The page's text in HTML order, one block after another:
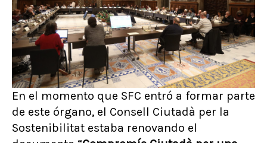
En el momento que SFC entró a formar parte
de este órgano, el Consell Ciutadà per la
Sostenibilitat estaba renovando el